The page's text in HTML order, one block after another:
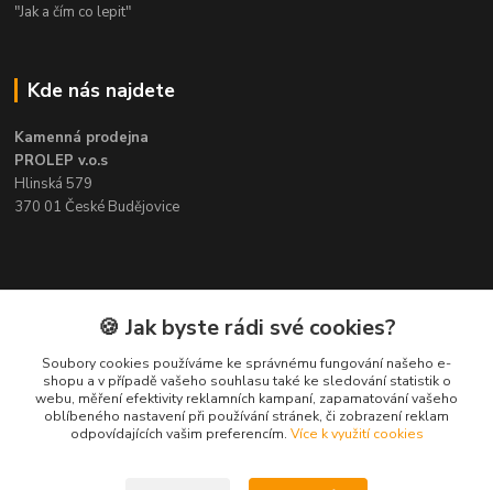
"Jak a čím co lepit"
Kde nás najdete
Kamenná prodejna
PROLEP v.o.s
Hlinská 579
370 01 České Budějovice
Kontakt
Pavel Šedivý
+420 602 148 895
Pracovní doba PO - PÁ: 8,00-16,30
🍪 Jak byste rádi své cookies?
Soubory cookies používáme ke správnému fungování našeho e-
shopu a v případě vašeho souhlasu také ke sledování statistik o
webu, měření efektivity reklamních kampaní, zapamatování vašeho
oblíbeného nastavení při používání stránek, či zobrazení reklam
odpovídajících vašim preferencím. Více k využití cookies